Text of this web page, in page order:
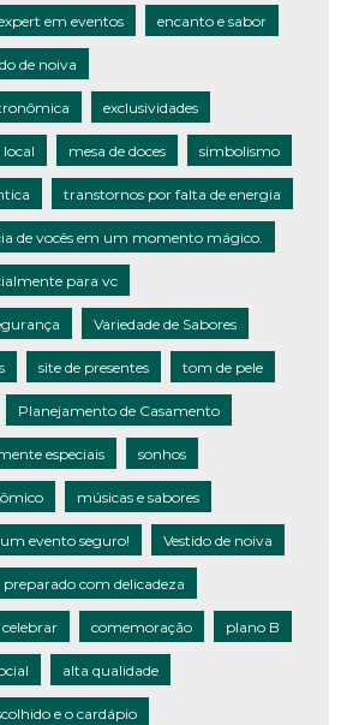
em eventos encanto e sabor
de noiva
exclusividades
mesa de doces simbolismo
transtornos por falta de energia
de vocês em um momento mágico.
para vc
Variedade de Sabores
site de presentes tom de pele
Planejamento de Casamento
especiais sonhos
músicas e sabores
evento seguro! Vestido de noiva
preparado com delicadeza
celebrar comemoração plano B
alta qualidade
e o cardápio